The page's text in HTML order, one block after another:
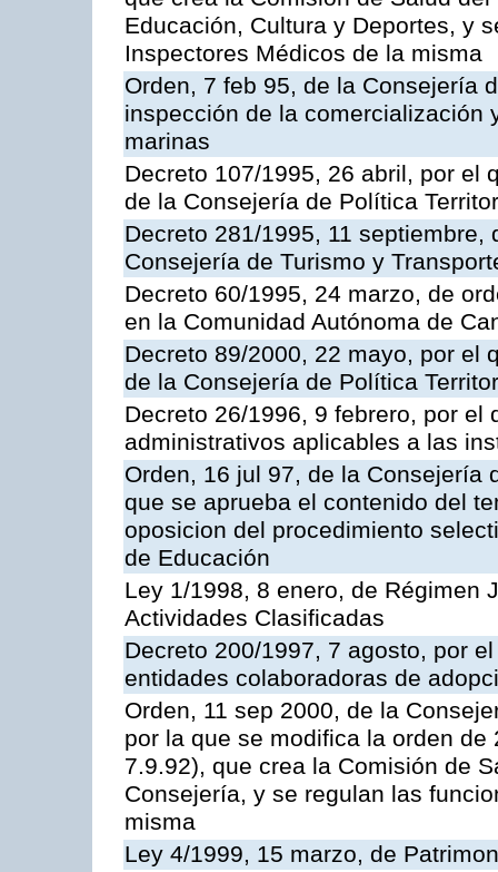
Educación, Cultura y Deportes, y
Inspectores Médicos de la misma
Orden, 7 feb 95, de la Consejería
inspección de la comercialización
marinas
Decreto 107/1995, 26 abril, por el
de la Consejería de Política
Decreto 281/1995, 11
Consejería de Turismo y
Decreto 60/1995, 24 marzo, de
en la Comunidad Autónoma de
Decreto 89/2000, 22 mayo, por el
de la Consejería de Política
Decreto 26/1996, 9 febrero, por
administrativos aplicables a las
Orden, 16 jul 97, de la Consejería
que se aprueba el contenido del
oposicion del procedimiento
de Educación
Ley 1/1998, 8 enero, de Régimen
Actividades Clasificadas
Decreto 200/1997, 7 agosto, por
entidades colaboradoras de
Orden, 11 sep 2000, de la
por la que se modifica la orden
7.9.92), que crea la Comisión de
Consejería, y se regulan las
misma
Ley 4/1999, 15 marzo, de